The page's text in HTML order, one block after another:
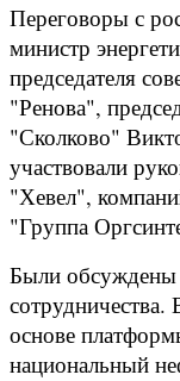
Переговоры с
министр
председателя
"Ренова",
"Сколково"
участвовали
"Хевел",
"Группа
Были обсуждены
сотрудничества.
основе
национальный